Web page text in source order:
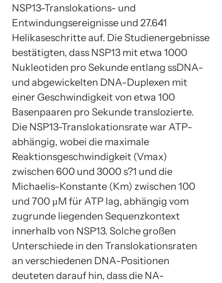
NSP13-Translokations- und
Entwindungsereignisse und 27.641
Helikaseschritte auf. Die Studienergebnisse
bestätigten, dass NSP13 mit etwa 1000
Nukleotiden pro Sekunde entlang ssDNA-
und abgewickelten DNA-Duplexen mit
einer Geschwindigkeit von etwa 100
Basenpaaren pro Sekunde translozierte.
Die NSP13-Translokationsrate war ATP-
abhängig, wobei die maximale
Reaktionsgeschwindigkeit (Vmax)
zwischen 600 und 3000 s?1 und die
Michaelis-Konstante (Km) zwischen 100
und 700 µM für ATP lag, abhängig vom
zugrunde liegenden Sequenzkontext
innerhalb von NSP13. Solche großen
Unterschiede in den Translokationsraten
an verschiedenen DNA-Positionen
deuteten darauf hin, dass die NA-